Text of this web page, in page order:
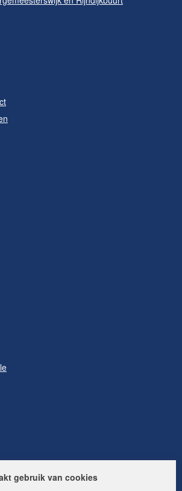
gebruik van cookies